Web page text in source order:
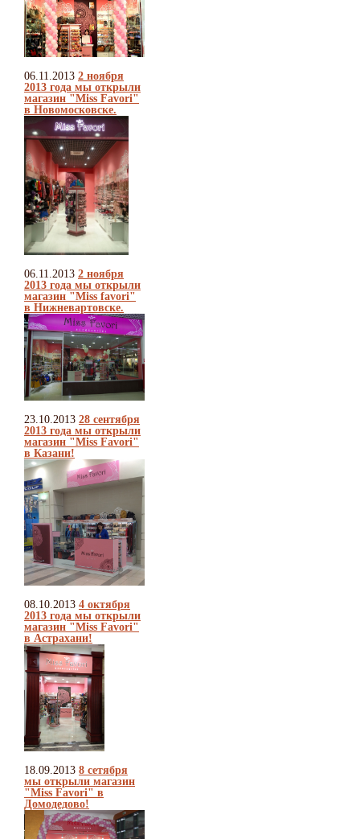
06.11.2013 2 ноября
2013 года мы открыли
магазин "Miss Favori"
в Новомосковске.
06.11.2013 2 ноября
2013 года мы открыли
магазин "Miss favori"
в Нижневартовске.
23.10.2013 28 сентября
2013 года мы открыли
магазин "Miss Favori"
в Казани!
08.10.2013 4 октября
2013 года мы открыли
магазин "Miss Favori"
в Астрахани!
18.09.2013 8 сетября
мы открыли магазин
"Miss Favori" в
Домодедово!